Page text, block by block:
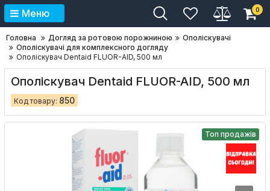
Меню 0
Головна Догляд за ротовою порожниною
Ополіскувачі
Ополіскувачі для комплексного догляду
Ополіскувач Dentaid FLUOR-AID, 500 мл
Ополіскувач Dentaid FLUOR-AID, 500 мл
Код товару: 850
Топ продажів